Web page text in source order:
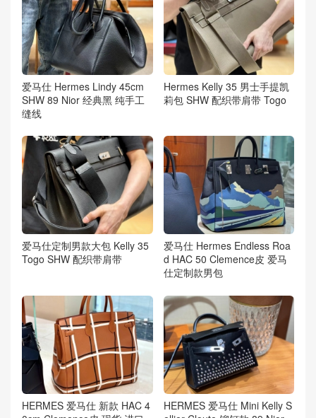
爱马仕 Hermes Lindy 45cm
SHW 89 Nior 经典黑 纯手工
缝线
Hermes Kelly 35 男士手提凯
莉包 SHW 配织带肩带 Togo
爱马仕定制男款大包 Kelly 35
Togo SHW 配织带肩带
爱马仕 Hermes Endless Roa
d HAC 50 Clemence皮 爱马
仕定制款男包
HERMES 爱马仕 新款 HAC 4
HERMES 爱马仕 Mini Kelly S